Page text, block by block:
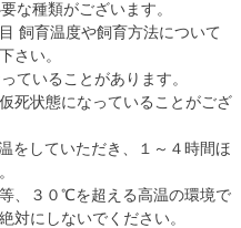
な種類がございます。
飼育温度や飼育方法について
さい。
ていることがあります。
死状態になっていることがござ
をしていただき、１～４時間ほ
、３０℃を超える高温の環境で
対にしないでください。